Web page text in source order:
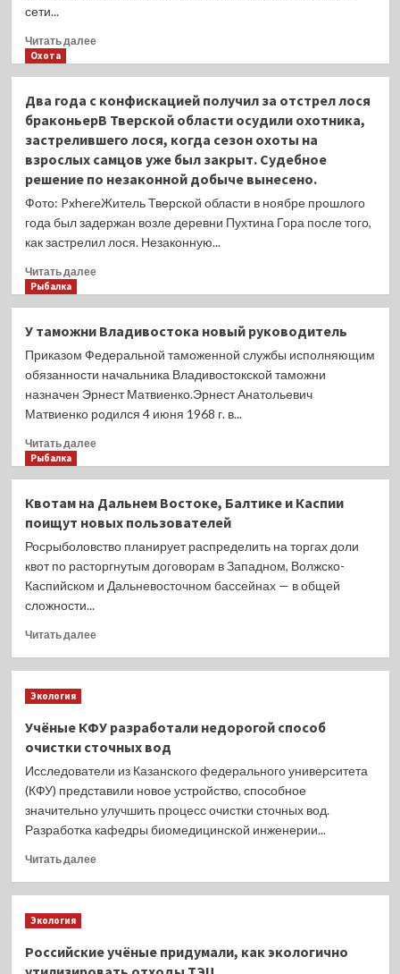
сети...
Читать далееПрочитать
Каспийская
рыбоохрана
изъяла
четыре
сотни
неделю
сотрудники
рыбоохраны
Астраханской
области
зафиксировали
106
из
них
5
с
состава
преступления,
предусмотренного
ст.
256
УК
РФ.
По
административным
192
Охота
Два года с конфискацией получил за отстрел лося
браконьерВ Тверской области осудили охотника,
застрелившего лося, когда сезон охоты на
взрослых самцов уже был закрыт. Судебное
решение по незаконной добыче вынесено.
Фото: PxhereЖитель Тверской области в ноябре прошлого
года был задержан возле деревни Пухтина Гора после того,
как застрелил лося. Незаконную...
Читать далееПрочитать
года
с
конфискацией
получил
отстрел
лося
осудили
охотника,
когда
сезон
взрослых
самцов
Судебное
решение
незаконной
добыче
вынесено.
Рыбалка
У таможни Владивостока новый руководитель
Приказом Федеральной таможенной службы исполняющим
обязанности начальника Владивостокской таможни
назначен Эрнест Матвиенко.Эрнест Анатольевич
Матвиенко родился 4 июня 1968 г. в...
Читать далееПрочитать
таможни
Владивостока
новый
Рыбалка
Квотам на Дальнем Востоке, Балтике и Каспии
поищут новых пользователей
Росрыболовство планирует распределить на торгах доли
квот по расторгнутым договорам в Западном, Волжско-
Каспийском и Дальневосточном бассейнах — в общей
сложности...
Читать далееПрочитать
Востоке,
Балтике
и
новых
пользователей
Экология
Учёные КФУ разработали недорогой способ
очистки сточных вод
Исследователи из Казанского федерального университета
(КФУ) представили новое устройство, способное
значительно улучшить процесс очистки сточных вод.
Разработка кафедры биомедицинской инженерии...
Читать далееПрочитать
недорогой
Экология
Российские учёные придумали, как экологично